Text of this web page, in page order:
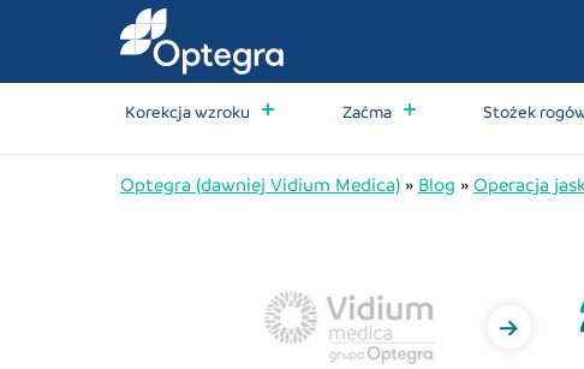
Korekcja wzroku Zaćma Stożek
Optegra (dawniej Vidium Medica) » Blog » Operacja